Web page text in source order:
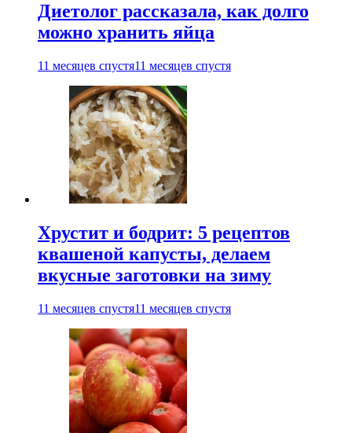
Диетолог рассказала, как долго
можно хранить яйца
11 месяцев спустя11 месяцев спустя
Хрустит и бодрит: 5 рецептов
квашеной капусты, делаем
вкусные заготовки на зиму
11 месяцев спустя11 месяцев спустя